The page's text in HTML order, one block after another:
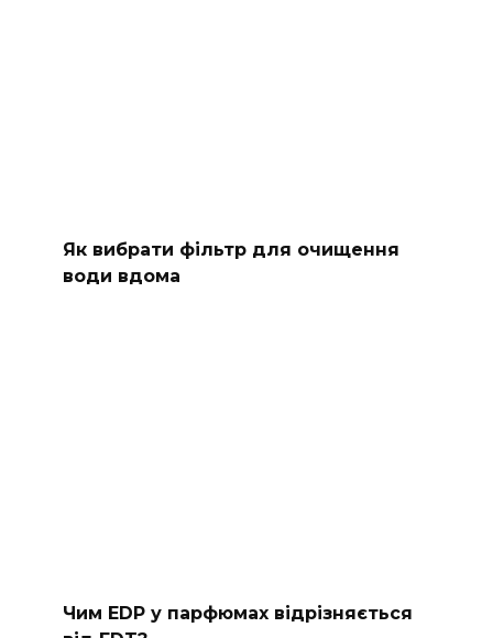
Як вибрати фільтр для очищення
води вдома
Чим EDP у парфюмах відрізняється